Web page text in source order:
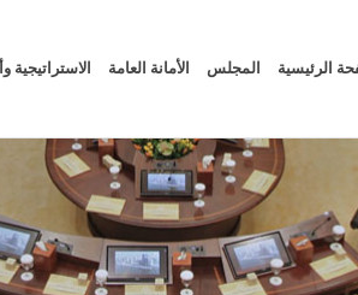
الرئيسية المجلس الأمانة العامة الاستراتيجية